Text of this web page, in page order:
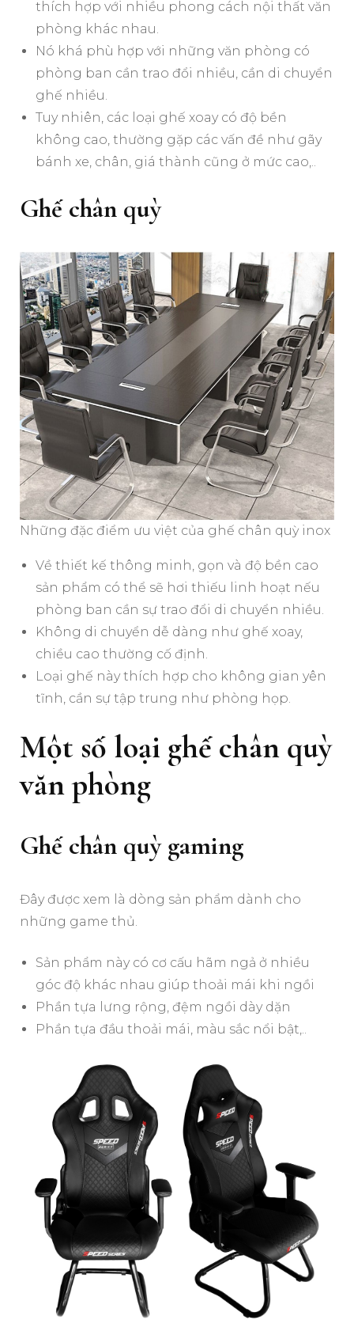
thích hợp với nhiều phong cách nội thất văn
phòng khác nhau.
Nó khá phù hợp với những văn phòng có
phòng ban cần trao đổi nhiều, cần di chuyển
ghế nhiều.
Tuy nhiên, các loại ghế xoay có độ bền
không cao, thường gặp các vấn đề như gãy
bánh xe, chân, giá thành cũng ở mức cao,..
Ghế chân quỳ
Những đặc điểm ưu việt của ghế chân quỳ inox
Về thiết kế thông minh, gọn và độ bền cao
sản phẩm có thể sẽ hơi thiếu linh hoạt nếu
phòng ban cần sự trao đổi di chuyển nhiều.
Không di chuyển dễ dàng như ghế xoay,
chiều cao thường cố định.
Loại ghế này thích hợp cho không gian yên
tĩnh, cần sự tập trung như phòng họp.
Một số loại ghế chân quỳ
văn phòng
Ghế chân quỳ gaming
Đây được xem là dòng sản phẩm dành cho
những game thủ.
Sản phẩm này có cơ cấu hãm ngả ở nhiều
góc độ khác nhau giúp thoải mái khi ngồi
Phần tựa lưng rộng, đệm ngồi dày dặn
Phần tựa đầu thoải mái, màu sắc nổi bật,..